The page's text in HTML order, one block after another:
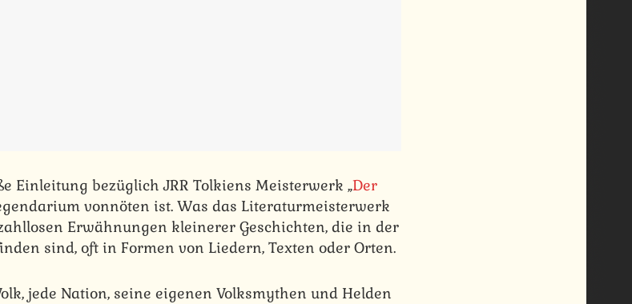
Einleitung bezüglich JRR Tolkiens Meisterwerk „Der
vonnöten ist. Was das Literaturmeisterwerk
Erwähnungen kleinerer Geschichten, die in der
sind, oft in Formen von Liedern, Texten oder Orten.
jede Nation, seine eigenen Volksmythen und Helden